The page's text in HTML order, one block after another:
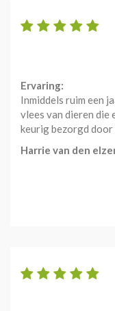
Ervaring:
Inmiddels ruim een
vlees van dieren die
keurig bezorgd door
Harrie van den